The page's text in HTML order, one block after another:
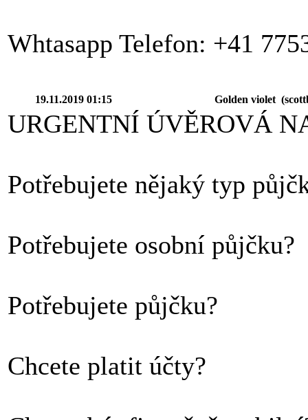
Whtasapp Telefon: +41
19.11.2019 01:15 Golden violet (
URGENTNÍ ÚVĚROVÁ
Potřebujete nějaký typ
Potřebujete osobní půjčku?
Potřebujete půjčku?
Chcete platit účty?